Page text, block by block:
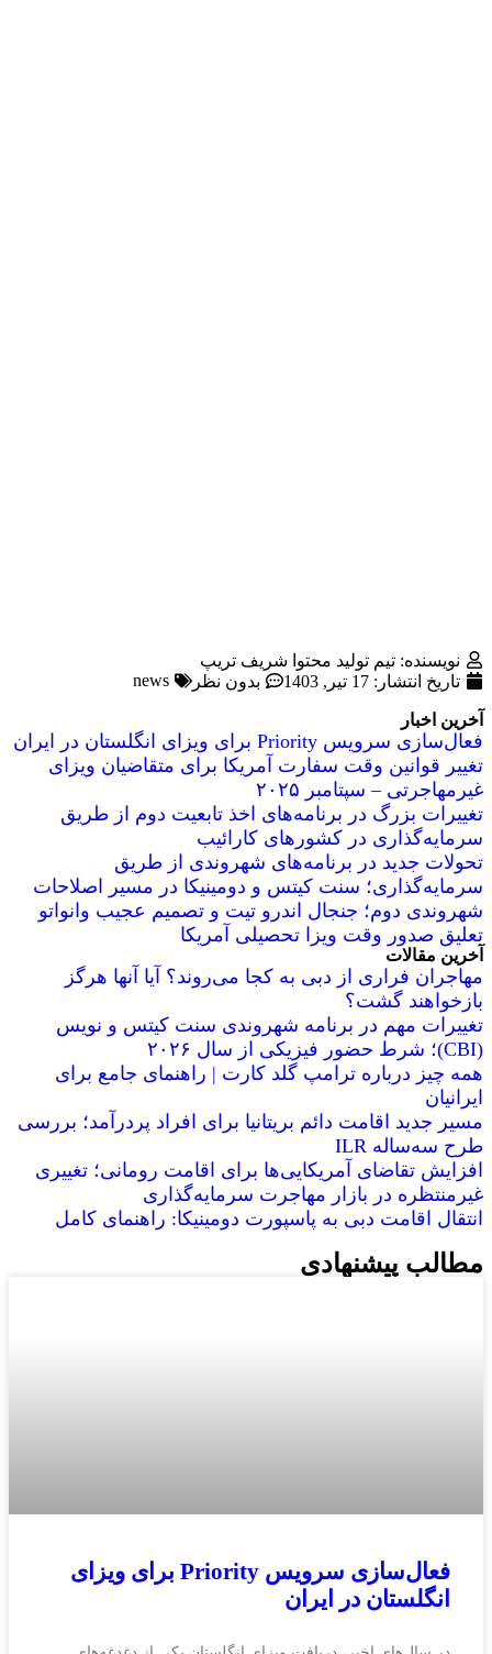
نویسنده: تیم تولید محتوا شریف تریپ
تاریخ انتشار: 17 تیر, 1403 بدون نظر news
آخرین اخبار
فعال‌سازی سرویس Priority برای ویزای انگلستان در ایران
تغییر قوانین وقت سفارت آمریکا برای متقاضیان ویزای
غیرمهاجرتی – سپتامبر ۲۰۲۵
تغییرات بزرگ در برنامه‌های اخذ تابعیت دوم از طریق
سرمایه‌گذاری در کشورهای کارائیب
تحولات جدید در برنامه‌های شهروندی از طریق
سرمایه‌گذاری؛ سنت کیتس و دومینیکا در مسیر اصلاحات
شهروندی دوم؛ جنجال اندرو تیت و تصمیم عجیب وانواتو
تعلیق صدور وقت ویزا تحصیلی آمریکا
آخرین مقالات
مهاجران فراری از دبی به کجا می‌روند؟ آیا آنها هرگز
بازخواهند گشت؟
تغییرات مهم در برنامه شهروندی سنت کیتس و نویس
(CBI)؛ شرط حضور فیزیکی از سال ۲۰۲۶
همه چیز درباره ترامپ گلد کارت | راهنمای جامع برای
ایرانیان
مسیر جدید اقامت دائم بریتانیا برای افراد پردرآمد؛ بررسی
طرح سه‌ساله ILR
افزایش تقاضای آمریکایی‌ها برای اقامت رومانی؛ تغییری
غیرمنتظره در بازار مهاجرت سرمایه‌گذاری
انتقال اقامت دبی به پاسپورت دومینیکا: راهنمای کامل
مطالب پیشنهادی
فعال‌سازی سرویس Priority برای ویزای
انگلستان در ایران